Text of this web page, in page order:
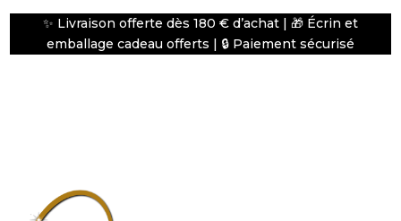
✨ Livraison offerte dès 180 € d’achat | 🎁 Écrin et
emballage cadeau offerts | 🔒 Paiement sécurisé